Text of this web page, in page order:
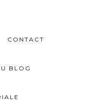
CONTACT
BLOG